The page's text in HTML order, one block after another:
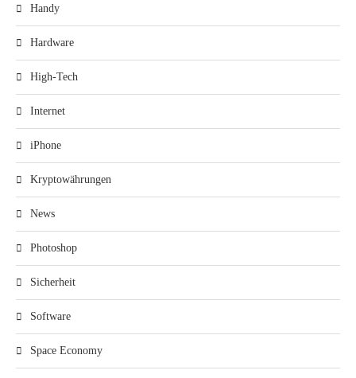
Handy
Hardware
High-Tech
Internet
iPhone
Kryptowährungen
News
Photoshop
Sicherheit
Software
Space Economy